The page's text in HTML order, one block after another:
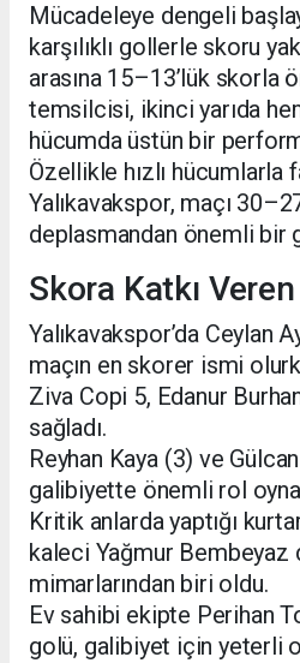
Mücadeleye dengeli
karşılıklı gollerle skoru
arasına 15–13’lük skorla
temsilcisi, ikinci yarıda
hücumda üstün bir
Özellikle hızlı hücumlarla
Yalıkavakspor, maçı
deplasmandan önemli bir
Skora Katkı
Yalıkavakspor’da Ceylan
maçın en skorer ismi
Ziva Copi 5, Edanur
sağladı.
Reyhan Kaya (3) ve
galibiyette önemli rol
Kritik anlarda yaptığı
kaleci Yağmur Bembeyaz
mimarlarından biri oldu.
Ev sahibi ekipte Perihan
golü, galibiyet için yeterli